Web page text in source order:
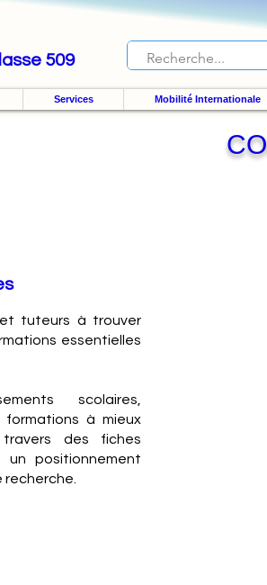
509
Services Mobilité Internationale
tuteurs à trouver
essentielles
scolaires,
à mieux
des fiches
positionnement
recherche.